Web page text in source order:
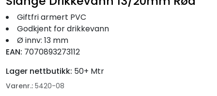
Giftfri armert PVC
Godkjent for drikkevann
Ø innv: 13 mm
EAN: 7070893273112
Lager nettbutikk: 50+ Mtr
Varenr.: 5420-08
Fortøyning
Båtpleie/Opplag